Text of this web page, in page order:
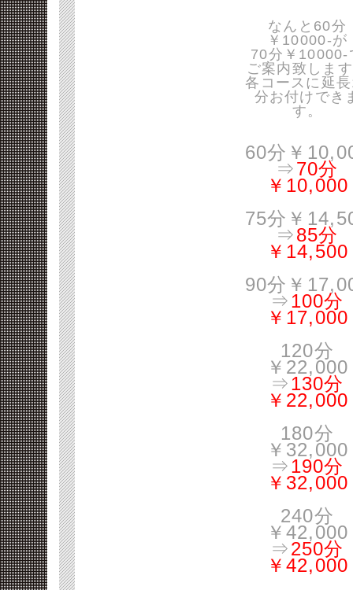
なんと60分
￥10000-が
70分￥10000-
ご案内致しま
各コースに延
分お付けでき
す。
60分￥
⇒70分
￥10,000
75分￥
⇒85分
￥14,500
90分￥
⇒100分
￥17,000
120分
￥22,000
⇒130分
￥22,000
180分
￥32,000
⇒190分
￥32,000
240分
￥42,000
⇒250分
￥42,000